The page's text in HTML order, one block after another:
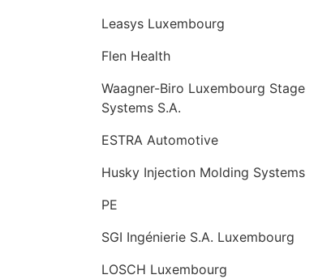
Leasys Luxembourg
Flen Health
Waagner-Biro Luxembourg Stage
Systems S.A.
ESTRA Automotive
Husky Injection Molding Systems
PE
SGI Ingénierie S.A. Luxembourg
LOSCH Luxembourg